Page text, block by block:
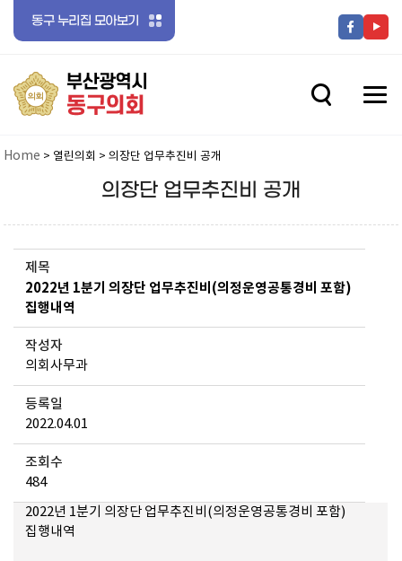
동구 누리집 모아보기
메뉴 열기
메뉴 열기
전체메뉴 닫기
Home > 열린의회 > 의장단 업무추진비 공개
의장단 업무추진비 공개
제목
2022년 1분기 의장단 업무추진비(의정운영공통경비 포함)
집행내역
작성자
의회사무과
등록일
2022.04.01
조회수
484
2022년 1분기 의장단 업무추진비(의정운영공통경비 포함)
집행내역